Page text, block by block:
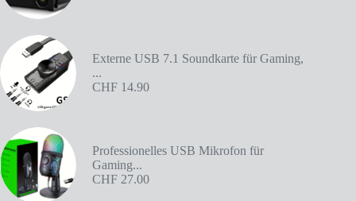
Externe USB 7.1 Soundkarte für Gaming,
...
CHF 14.90
Professionelles USB Mikrofon für
Gaming...
CHF 27.00